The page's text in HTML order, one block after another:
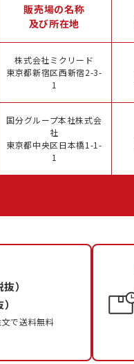
販売場の名称
及び所在地
株式会社ミクリード
東京都新宿区西新宿2-3-
1
国分グループ本社株式会
社
東京都中央区日本橋1-1-
1
）
で送料無料